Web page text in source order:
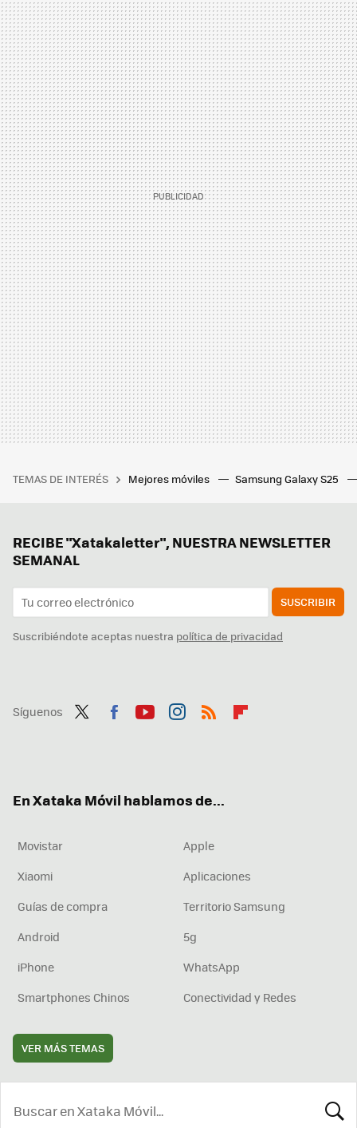
TEMAS DE INTERÉS Mejores móviles Samsung Galaxy S25
RECIBE "Xatakaletter", NUESTRA NEWSLETTER
SEMANAL
SUSCRIBIR
Suscribiéndote aceptas nuestra política de privacidad
Síguenos
En Xataka Móvil hablamos de...
Movistar
Apple
Xiaomi
Aplicaciones
Guías de compra
Territorio Samsung
Android
5g
iPhone
WhatsApp
Smartphones Chinos
Conectividad y Redes
VER MÁS TEMAS